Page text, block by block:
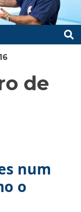
16
de
num
o